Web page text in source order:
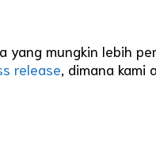
yang mungkin lebih
release , dimana